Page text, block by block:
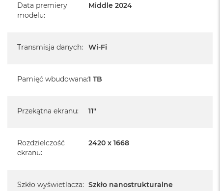
Data premiery
modelu:
Middle 2024
Transmisja danych: Wi-Fi
Pamięć wbudowana:1 TB
Przekątna ekranu: 11"
Rozdzielczość
ekranu:
2420 x 1668
Szkło wyświetlacza: Szkło nanostrukturalne